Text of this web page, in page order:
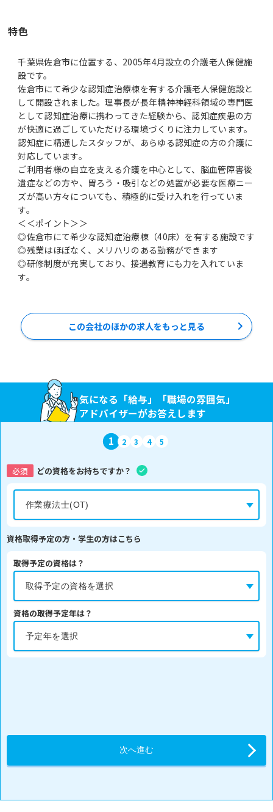
特色
千葉県佐倉市に位置する、2005年4月設立の介護老人保健施
設です。
佐倉市にて希少な認知症治療棟を有する介護老人保健施設と
して開設されました。理事長が長年精神神経科領域の専門医
として認知症治療に携わってきた経験から、認知症疾患の方
が快適に過ごしていただける環境づくりに注力しています。
認知症に精通したスタッフが、あらゆる認知症の方の介護に
対応しています。
ご利用者様の自立を支える介護を中心として、脳血管障害後
遺症などの方や、胃ろう・吸引などの処置が必要な医療ニー
ズが高い方々についても、積極的に受け入れを行っていま
す。
＜＜ポイント＞＞
◎佐倉市にて希少な認知症治療棟（40床）を有する施設です
◎残業はほぼなく、メリハリのある勤務ができます
◎研修制度が充実しており、接遇教育にも力を入れていま
す。
この会社のほかの求人をもっと見る
気になる「給与」「職場の雰囲気」
アドバイザーがお答えします
1 2 3 4 5
必須 どの資格をお持ちですか？
資格取得予定の方・学生の方はこちら
取得予定の資格は？
資格の取得予定年は？